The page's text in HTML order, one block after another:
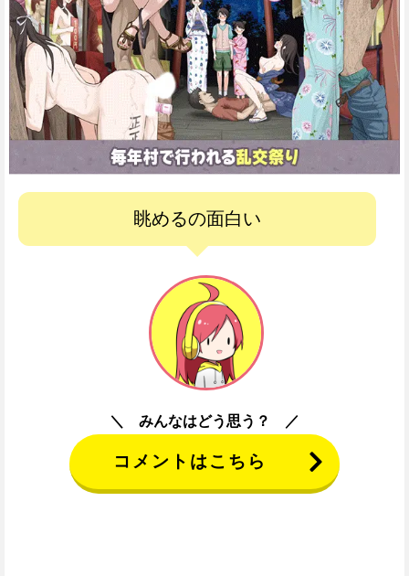
眺めるの面白い
みんなはどう思う？
コメントはこちら